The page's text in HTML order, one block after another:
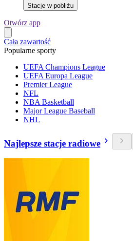
Stacje w pobliżu
Otwórz app
Cała zawartość
Popularne sporty
UEFA Champions League
UEFA Europa League
Premier League
NFL
NBA Basketball
Major League Baseball
NHL
Najlepsze stacje radiowe